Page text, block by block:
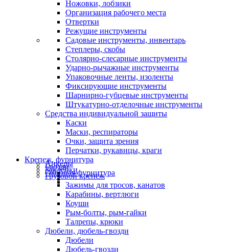
Ножовки, лобзики
Организация рабочего места
Отвертки
Режущие инструменты
Садовые инструменты, инвентарь
Степлеры, скобы
Столярно-слесарные инструменты
Ударно-рычажные инструменты
Упаковочные ленты, изоленты
Фиксирующие инструменты
Шарнирно-губцевые инструменты
Штукатурно-отделочные инструменты
Средства индивидуальной защиты
Каски
Маски, респираторы
Очки, защита зрения
Перчатки, рукавицы, краги
Крепеж, фурнитура
Анкеры
Гвозди
Заклепки
Оконная фурнитура
Грузовой крепеж
Зажимы для тросов, канатов
Карабины, вертлюги
Коуши
Рым-болты, рым-гайки
Талрепы, крюки
Дюбели, дюбель-гвозди
Дюбели
Дюбель-гвозди